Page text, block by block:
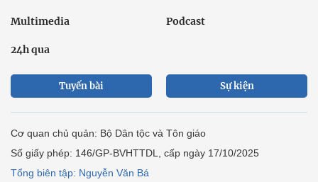
Multimedia Podcast
24h qua
Tuyến bài Sự kiện
Cơ quan chủ quản: Bộ Dân tộc và Tôn giáo
Số giấy phép: 146/GP-BVHTTDL, cấp ngày 17/10/2025
Tổng biên tập: Nguyễn Văn Bá